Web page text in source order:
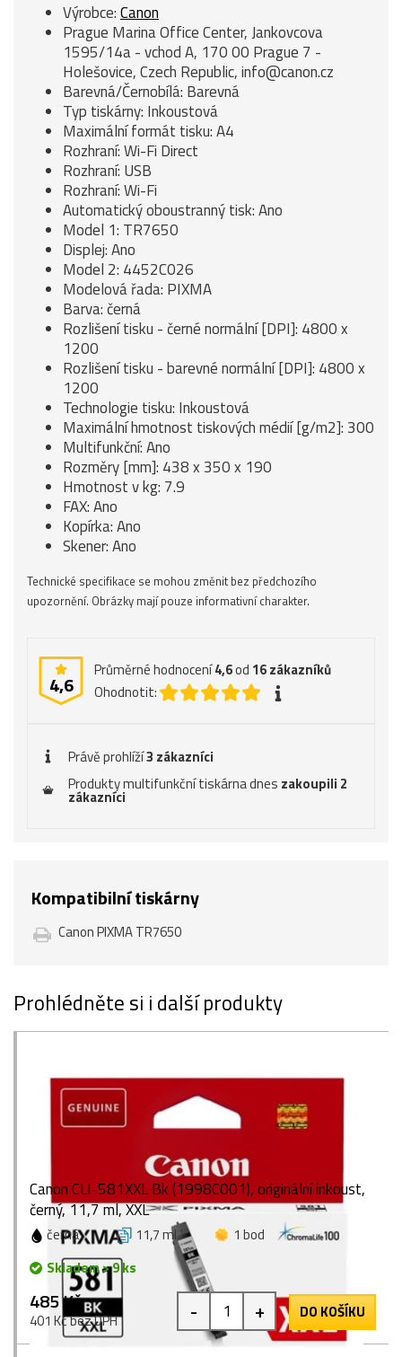
Výrobce:Canon
Prague Marina Office Center, Jankovcova
1595/14a - vchod A, 170 00 Prague 7 -
Holešovice, Czech Republic, info@canon.cz
Barevná/Černobílá: Barevná
Typ tiskárny: Inkoustová
Maximální formát tisku: A4
Rozhraní: Wi-Fi Direct
Rozhraní: USB
Rozhraní: Wi-Fi
Automatický oboustranný tisk: Ano
Model 1: TR7650
Displej: Ano
Model 2: 4452C026
Modelová řada: PIXMA
Barva: černá
Rozlišení tisku - černé normální [DPI]: 4800 x
1200
Rozlišení tisku - barevné normální [DPI]: 4800 x
1200
Technologie tisku: Inkoustová
Maximální hmotnost tiskových médií [g/m2]: 300
Multifunkční: Ano
Rozměry [mm]: 438 x 350 x 190
Hmotnost v kg: 7.9
FAX: Ano
Kopírka: Ano
Skener: Ano
Technické specifikace se mohou změnit bez předchozího
upozornění. Obrázky mají pouze informativní charakter.
4,6
Průměrné hodnocení4,6od 16zákazníků
Ohodnotit:
Právě prohlíží3 zákazníci
Produkty multifunkční tiskárna dnes zakoupili 2
zákazníci
Kompatibilní tiskárny
Canon PIXMA TR7650
Prohlédněte si i další produkty
Canon CLI-581XXL Bk (1998C001), originální inkoust,
černý, 11,7 ml, XXL
černá 11,7 ml
1 bod
Skladem > 9 ks
485 Kč
401 Kč bez DPH - + DO KOŠÍKU